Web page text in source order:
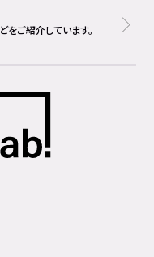
ご紹介しています。